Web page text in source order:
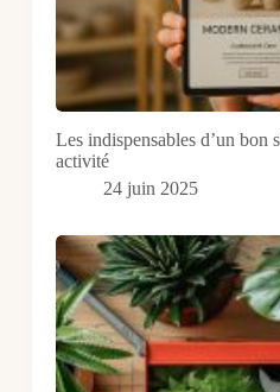
Les indispensables d’un bon
activité
24 juin 2025